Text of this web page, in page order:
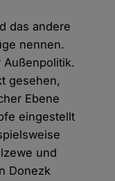
das andere
nennen.
Außenpolitik.
gesehen,
Ebene
eingestellt
und
Donezk